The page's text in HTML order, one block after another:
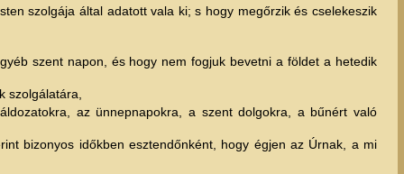
szolgája által adatott vala ki; s hogy megőrzik és cselekeszik
szent napon, és hogy nem fogjuk bevetni a földet a hetedik
szolgálatára,
az ünnepnapokra, a szent dolgokra, a bűnért való
bizonyos időkben esztendőnként, hogy égjen az Úrnak, a mi